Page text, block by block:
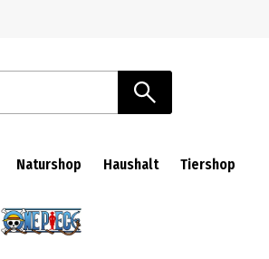
Naturshop Haushalt Tiershop